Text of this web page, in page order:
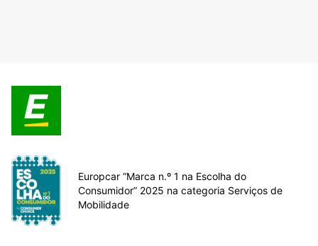
Europcar “Marca n.º 1 na Escolha do
Consumidor” 2025 na categoria Serviços de
Mobilidade